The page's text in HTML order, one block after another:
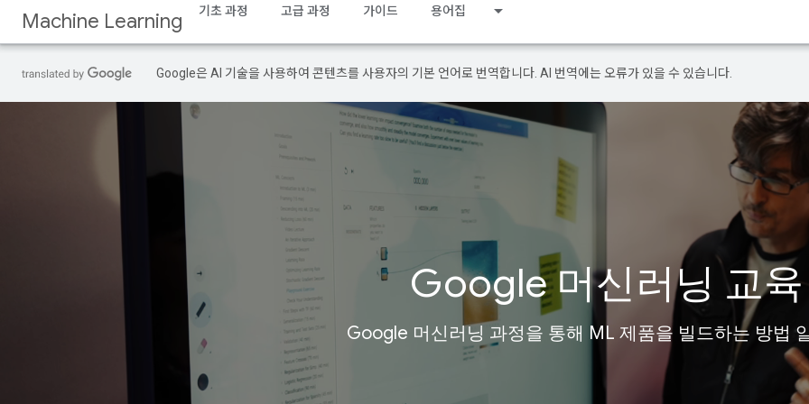
Machine Learning 기초 과정 고급 과정 가이드 용어집
Google은 AI 기술을 사용하여 콘텐츠를 사용자의 기본 언어로 번역합니다. AI 번역에는 오류가 있을 수 있습니다.